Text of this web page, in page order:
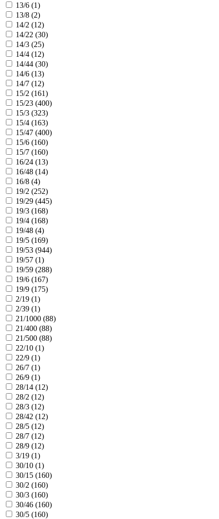
13/6 (1)
13/8 (2)
14/2 (12)
14/22 (30)
14/3 (25)
14/4 (12)
14/44 (30)
14/6 (13)
14/7 (12)
15/2 (161)
15/23 (400)
15/3 (323)
15/4 (163)
15/47 (400)
15/6 (160)
15/7 (160)
16/24 (13)
16/48 (14)
16/8 (4)
19/2 (252)
19/29 (445)
19/3 (168)
19/4 (168)
19/48 (4)
19/5 (169)
19/53 (944)
19/57 (1)
19/59 (288)
19/6 (167)
19/9 (175)
2/19 (1)
2/39 (1)
21/1000 (88)
21/400 (88)
21/500 (88)
22/10 (1)
22/9 (1)
26/7 (1)
26/9 (1)
28/14 (12)
28/2 (12)
28/3 (12)
28/42 (12)
28/5 (12)
28/7 (12)
28/9 (12)
3/19 (1)
30/10 (1)
30/15 (160)
30/2 (160)
30/3 (160)
30/46 (160)
30/5 (160)